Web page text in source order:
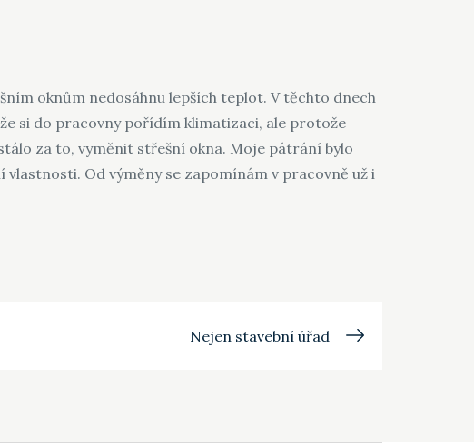
oknůmnedosáhnu lepších teplot. V těchto dnech
si do pracovny pořídím klimatizaci, ale protože
za to, vyměnit střešní okna. Moje pátrání bylo
Od výměny se zapomínám v pracovně už i
Nejen stavební úřad